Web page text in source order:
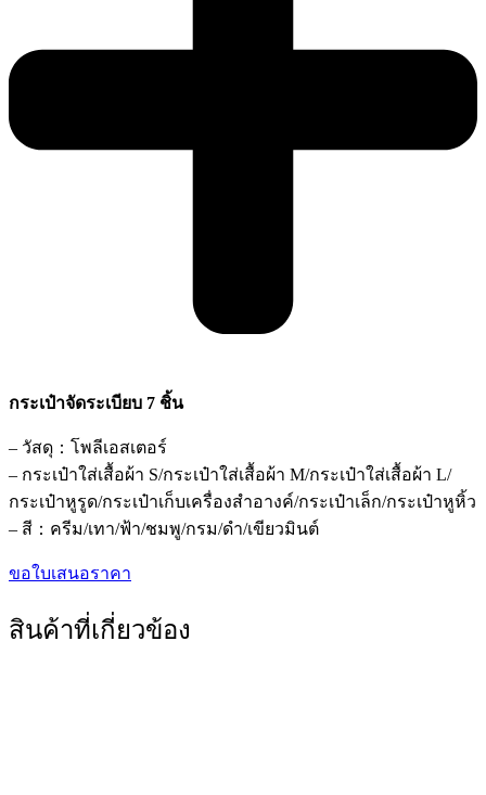
กระเป๋าจัดระเบียบ 7 ชิ้น
– วัสดุ：โพลีเอสเตอร์
– กระเป๋าใส่เสื้อผ้า S/กระเป๋าใส่เสื้อผ้า M/กระเป๋าใส่เสื้อผ้า L/
กระเป๋าหูรูด/กระเป๋าเก็บเครื่องสำอางค์/กระเป๋าเล็ก/กระเป๋าหูหิ้ว
– สี：ครีม/เทา/ฟ้า/ชมพู/กรม/ดำ/เขียวมินต์
ขอใบเสนอราคา
สินค้าที่เกี่ยวข้อง